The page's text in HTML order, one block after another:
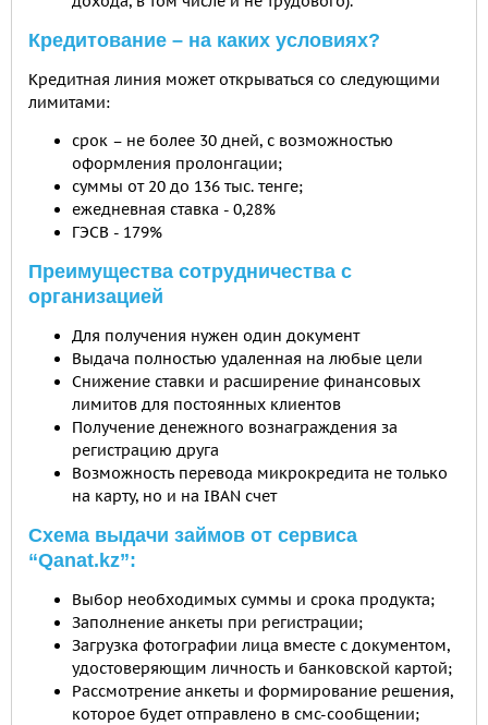
Кредитование – на каких условиях?
Кредитная линия может открываться со следующими
лимитами:
срок – не более 30 дней, с возможностью
оформления пролонгации;
суммы от 20 до 136 тыс. тенге;
ежедневная ставка - 0,28%
ГЭСВ - 179%
Преимущества сотрудничества с
организацией
Для получения нужен один документ
Выдача полностью удаленная на любые цели
Снижение ставки и расширение финансовых
лимитов для постоянных клиентов
Получение денежного вознаграждения за
регистрацию друга
Возможность перевода микрокредита не только
на карту, но и на IBAN счет
Схема выдачи займов от сервиса
“Qanat.kz”:
Выбор необходимых суммы и срока продукта;
Заполнение анкеты при регистрации;
Загрузка фотографии лица вместе с документом,
удостоверяющим личность и банковской картой;
Рассмотрение анкеты и формирование решения,
которое будет отправлено в смс-сообщении;